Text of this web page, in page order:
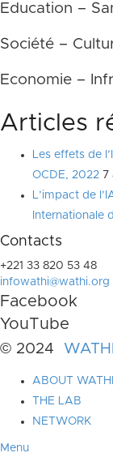
Education –
Société –
Economie –
Articles
Les effets de
OCDE, 2022 7
L’impact de
Internationale
Contacts
+221 33 820 53 48
infowathi@wathi.org
Facebook
YouTube
© 2024
ABOUT WATHI
THE LAB
NETWORK
Menu